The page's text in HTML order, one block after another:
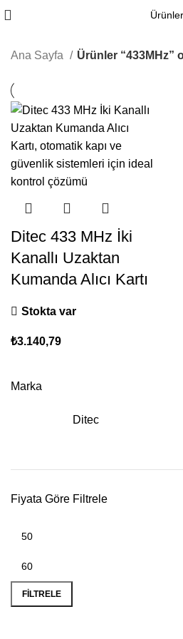
Marka
Ditec
Fiyata Göre Filtrele
FILTRELE
Ana Sayfa Ürünler “433MHz”
Ditec 433 MHz İki
Kanallı Uzaktan
Kumanda Alıcı Kartı
Stokta var
₺3.140,79